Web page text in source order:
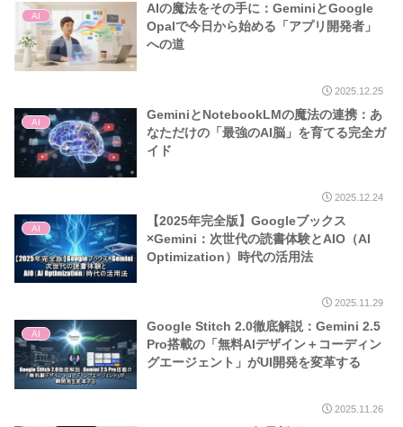
AI
AIの魔法をその手に：GeminiとGoogle
Opalで今日から始める「アプリ開発者」
への道
2025.12.25
AI
GeminiとNotebookLMの魔法の連携：あ
なただけの「最強のAI脳」を育てる完全ガ
イド
2025.12.24
AI
【2025年完全版】Googleブックス
×Gemini：次世代の読書体験とAIO（AI
Optimization）時代の活用法
2025.11.29
AI
Google Stitch 2.0徹底解説：Gemini 2.5
Pro搭載の「無料AIデザイン＋コーディン
グエージェント」がUI開発を変革する
2025.11.26